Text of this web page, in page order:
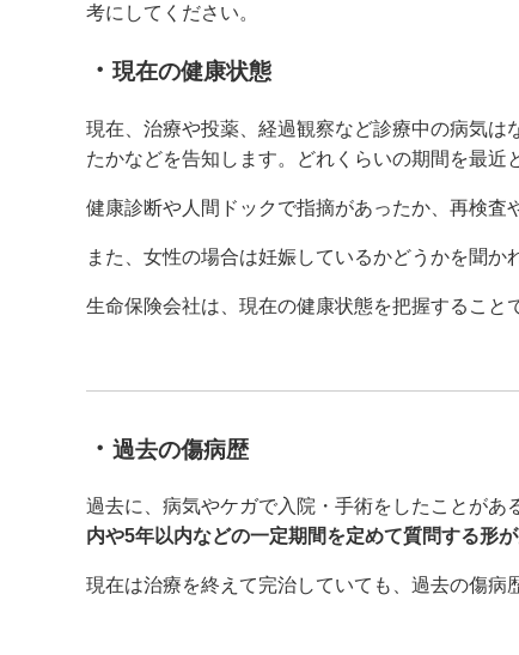
考にしてください。
・ 現在の健康状態
現在、治療や投薬、経過観察など診療中の病気
たかなどを告知します。どれくらいの期間を最近
健康診断や人間ドックで指摘があったか、再検査
また、女性の場合は妊娠しているかどうかを聞か
生命保険会社は、現在の健康状態を把握すること
・ 過去の傷病歴
過去に、病気やケガで入院・手術をしたことがあ
内や5年以内などの一定期間を定めて質問する形が
現在は治療を終えて完治していても、過去の傷病